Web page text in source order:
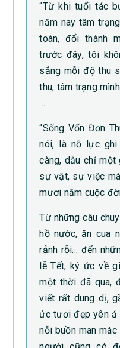
“Từ khi tuổi tác
năm nay tâm
toàn, đổi thành
trước đây, tôi
sắng mỗi độ thu
thu, tâm trạng
…
“Sống Vốn Đơn
nói, là nỗ lực ghi
càng, dẫu chỉ một
sự vật, sự việc
mươi năm cuộc
Từ những câu
hồ nước, ăn cua
rảnh rỗi… đến
lễ Tết, ký ức về
một thời đã qua,
viết rất dung dị,
ức tươi đẹp yên ả
nỗi buồn man